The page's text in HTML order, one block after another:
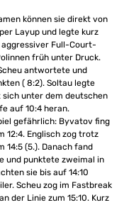
können sie direkt von
Layup und legte kurz
Full-Court-
früh unter Druck.
antwortete und
( 8:2). Soltau legte
sich unter dem deutschen
auf 10:4 heran.
gefährlich: Byvatov fing
12:4. Englisch zog trotz
14:5 (5.). Danach fand
und punktete zweimal in
sie bis auf 14:10
Scheu zog im Fastbreak
der Linie zum 15:10. Kurz